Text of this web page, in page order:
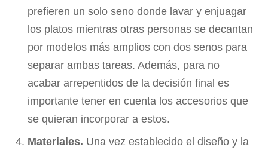
prefieren un solo seno donde lavar y enjuagar
los platos mientras otras personas se decantan
por modelos más amplios con dos senos para
separar ambas tareas. Además, para no
acabar arrepentidos de la decisión final es
importante tener en cuenta los accesorios que
se quieran incorporar a estos.
Materiales. Una vez establecido el diseño y la